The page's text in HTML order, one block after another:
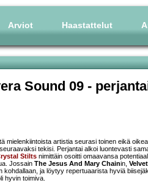
Arviot Haastattelut
Sound 09 -
mielenkiintoista artistia seurasi toinen eikä
tekisi. Perjantai alkoi luontevasti
Stilts nimittäin osoitti omaavansa
Jossain The Jesus And Mary Chainin,
ja löytyy repertuaarista hyviä
hyvin toimiva.